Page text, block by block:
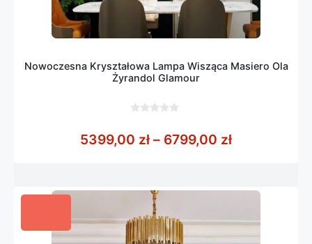
Nowoczesna Kryształowa Lampa Wisząca Masiero Ola
Żyrandol Glamour
5
5399,00 zł – 6799,00 złZakres cen: